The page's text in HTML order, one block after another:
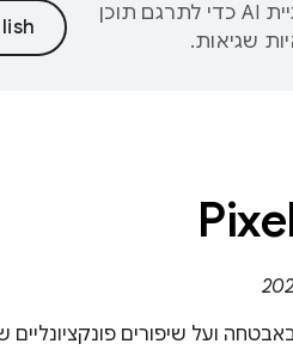
‫Google משתמשת בטכנולוגיית AI כדי לתרגם תוכן
שגיאות.